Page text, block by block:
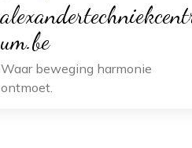
um.be
Waar beweging harmonie
ontmoet.